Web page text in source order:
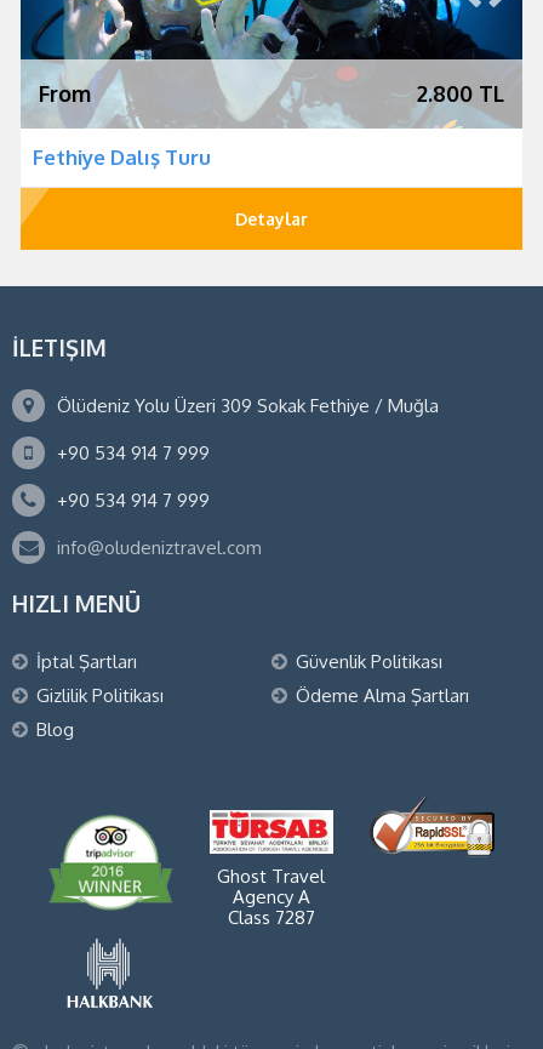
From 2.800 TL
Fethiye Dalış Turu
Detaylar
İLETIŞIM
Ölüdeniz Yolu Üzeri 309 Sokak Fethiye / Muğla
+90 534 914 7 999
+90 534 914 7 999
info@oludeniztravel.com
HIZLI MENÜ
İptal Şartları
Güvenlik Politikası
Gizlilik Politikası
Ödeme Alma Şartları
Blog
Ghost Travel
Agency A
Class 7287